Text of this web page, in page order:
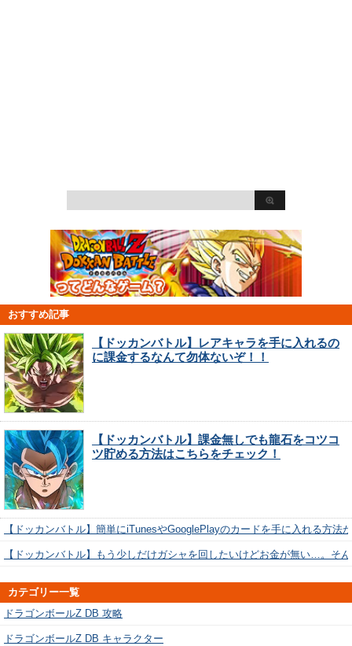
おすすめ記事
【ドッカンバトル】レアキャラを手に入れるの
に課金するなんて勿体ないぞ！！
【ドッカンバトル】課金無しでも龍石をコツコ
ツ貯める方法はこちらをチェック！
【ドッカンバトル】簡単にiTunesやGooglePlayのカードを手に入れる方法
【ドッカンバトル】もう少しだけガシャを回したいけどお金が無い…。そ
カテゴリー一覧
ドラゴンボールZ DB 攻略
ドラゴンボールZ DB キャラクター